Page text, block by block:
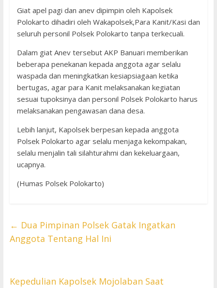
Giat apel pagi dan anev dipimpin oleh Kapolsek
Polokarto dihadiri oleh Wakapolsek,Para Kanit/Kasi dan
seluruh personil Polsek Polokarto tanpa terkecuali.
Dalam giat Anev tersebut AKP Banuari memberikan
beberapa penekanan kepada anggota agar selalu
waspada dan meningkatkan kesiapsiagaan ketika
bertugas, agar para Kanit melaksanakan kegiatan
sesuai tupoksinya dan personil Polsek Polokarto harus
melaksanakan pengawasan dana desa.
Lebih lanjut, Kapolsek berpesan kepada anggota
Polsek Polokarto agar selalu menjaga kekompakan,
selalu menjalin tali silahturahmi dan kekeluargaan,
ucapnya.
(Humas Polsek Polokarto)
← Dua Pimpinan Polsek Gatak Ingatkan
Anggota Tentang Hal Ini
Kepedulian Kapolsek Mojolaban Saat